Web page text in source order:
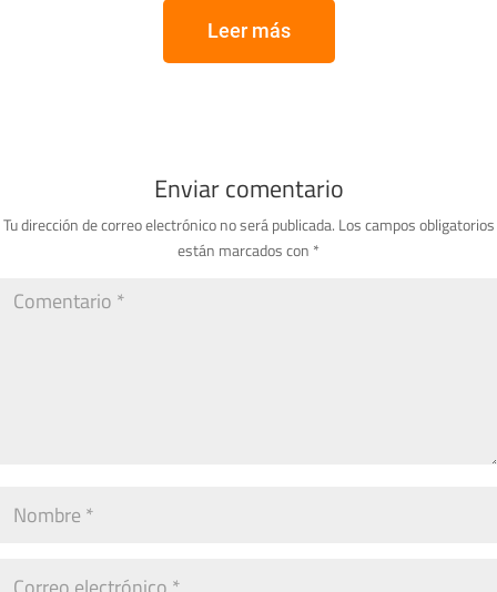
Leer más
Enviar comentario
Tu dirección de correo electrónico no será publicada. Los campos obligatorios
están marcados con *